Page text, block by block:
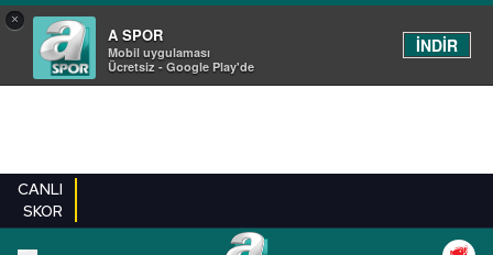
×
A SPOR
Mobil uygulaması
Ücretsiz - Google Play'de
İNDİR
CANLI
SKOR